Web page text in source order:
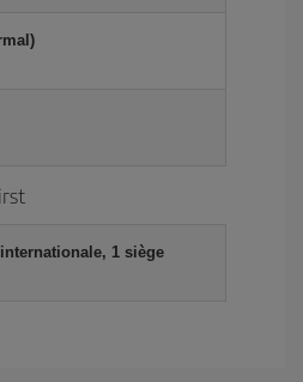
1 siège